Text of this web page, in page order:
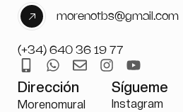
morenotbs@gmail.com
(+34) 640 36 19 77
Dirección
Morenomural
Sígueme
Instagram